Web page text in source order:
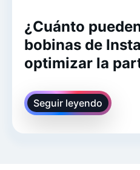
¿Cuánto
bobinas de
optimizar la
Seguir leyendo